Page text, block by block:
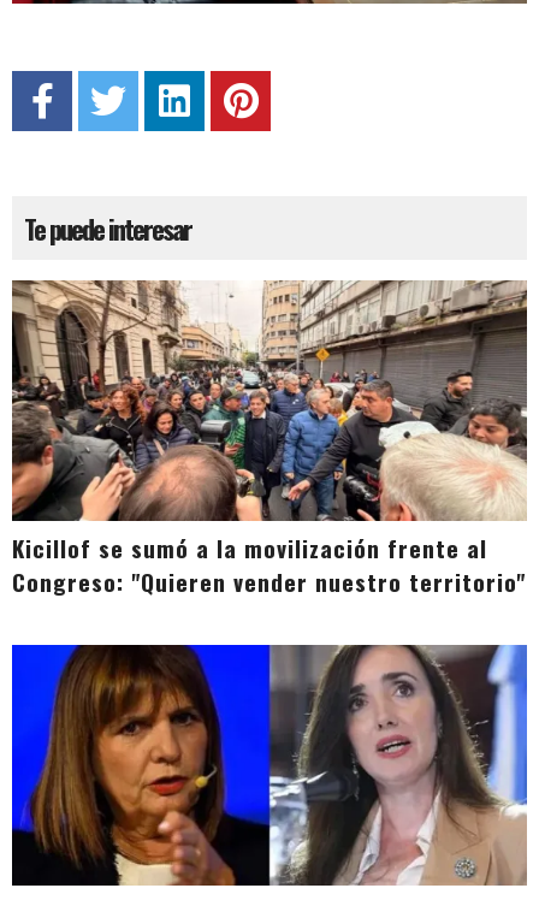
Te puede interesar
Kicillof se sumó a la movilización frente al
Congreso: "Quieren vender nuestro territorio"